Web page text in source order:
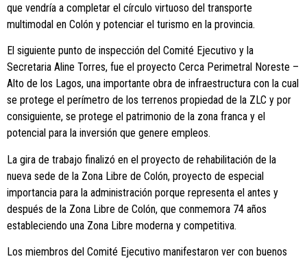
que vendría a completar el círculo virtuoso del transporte
multimodal en Colón y potenciar el turismo en la provincia.
El siguiente punto de inspección del Comité Ejecutivo y la
Secretaria Aline Torres, fue el proyecto Cerca Perimetral Noreste –
Alto de los Lagos, una importante obra de infraestructura con la cual
se protege el perímetro de los terrenos propiedad de la ZLC y por
consiguiente, se protege el patrimonio de la zona franca y el
potencial para la inversión que genere empleos.
La gira de trabajo finalizó en el proyecto de rehabilitación de la
nueva sede de la Zona Libre de Colón, proyecto de especial
importancia para la administración porque representa el antes y
después de la Zona Libre de Colón, que conmemora 74 años
estableciendo una Zona Libre moderna y competitiva.
Los miembros del Comité Ejecutivo manifestaron ver con buenos